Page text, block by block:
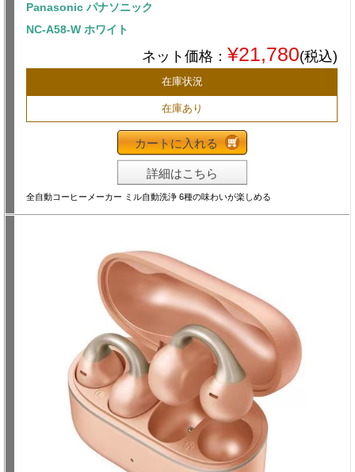
Panasonic パナソニック
NC-A58-W ホワイト
ネット価格： ¥21,780(税込)
在庫状況
在庫あり
カートに入れる
詳細はこちら
全自動コーヒーメーカー ミル自動洗浄 6種の味わいが楽しめる